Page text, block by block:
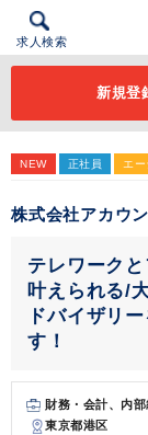
求人検索
新規登
NEW 正社員 エ
株式会社アカウ
テレワーク
叶えられる/
ドバイザリ
す！
財務・会計、内
東京都港区